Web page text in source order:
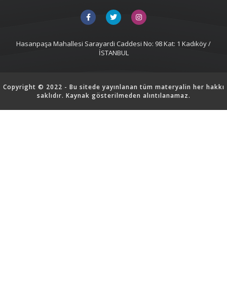
Hasanpaşa Mahallesi Sarayardi Caddesi No: 98 Kat: 1 Kadıköy /
İSTANBUL
Copyright © 2022 - Bu sitede yayınlanan tüm materyalin her hakkı
saklıdır. Kaynak gösterilmeden alıntılanamaz.